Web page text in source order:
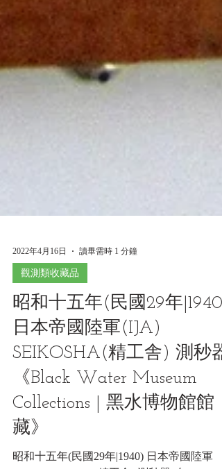
2022年4月16日 讀畢需時 1 分鐘
觀測類收藏品
昭和十五年(民國29年|1940)
日本帝國陸軍(IJA)
SEIKOSHA(精工舎) 測秒器
《Black Water Museum
Collections | 黑水博物館館
藏》